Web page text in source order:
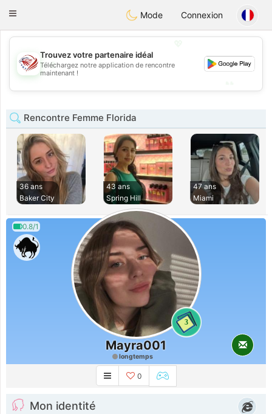
StatesDating
Toggle
Mode Connexion
💖
💕
Trouvez votre partenaire idéal
Téléchargez notre application de rencontre
maintenant !
Rencontre Femme Florida
36 ans
Baker City
43 ans
Spring Hill
47 ans
Miami
0.8/1
3
Mayra001
longtemps
0
Mon identité